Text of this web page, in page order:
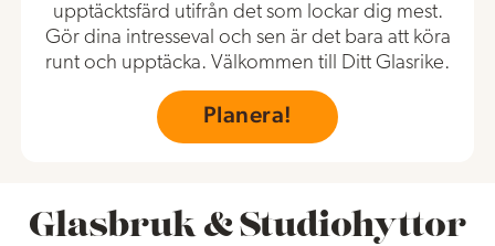
upptäcktsfärd utifrån det som lockar dig mest.
Gör dina intresseval och sen är det bara att köra
runt och upptäcka. Välkommen till Ditt Glasrike.
Planera!
Glasbruk & Studiohyttor